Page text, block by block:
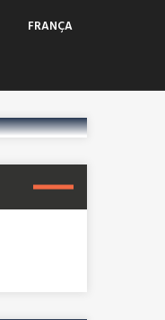
FRANÇA